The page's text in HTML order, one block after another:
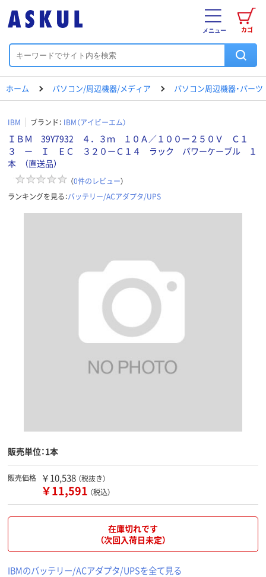
カゴ
メニュー
ホーム パソコン/周辺機器/メディア パソコン周辺機器・パーツ
IBM ブランド： IBM（アイビーエム）
ＩＢＭ 39Y7932 ４．３ｍ １０Ａ／１００ー２５０Ｖ Ｃ１
３ ー Ｉ ＥＣ ３２０ーＣ１４ ラック パワーケーブル １
本 （直送品）
（0件のレビュー）
ランキングを見る：バッテリー/ACアダプタ/UPS
販売単位：1本
販売価格 ￥10,538 （税抜き）
￥11,591 （税込）
在庫切れです
（次回入荷日未定）
IBMのバッテリー/ACアダプタ/UPSを全て見る